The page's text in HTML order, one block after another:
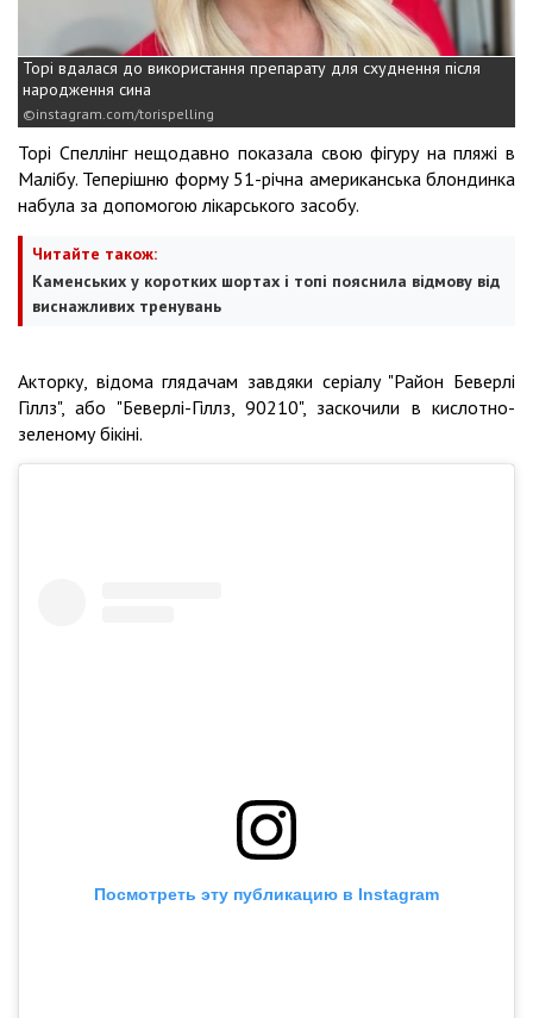
Торі вдалася до використання препарату для схуднення після
народження сина
instagram.com/torispelling
Торі Спеллінг нещодавно показала свою фігуру на пляжі в
Малібу. Теперішню форму 51-річна американська блондинка
набула за допомогою лікарського засобу.
Читайте також:
Каменських у коротких шортах і топі пояснила відмову від
виснажливих тренувань
Акторку, відома глядачам завдяки серіалу "Район Беверлі
Гіллз", або "Беверлі-Гіллз, 90210", заскочили в кислотно-
зеленому бікіні.
Посмотреть эту публикацию в Instagram